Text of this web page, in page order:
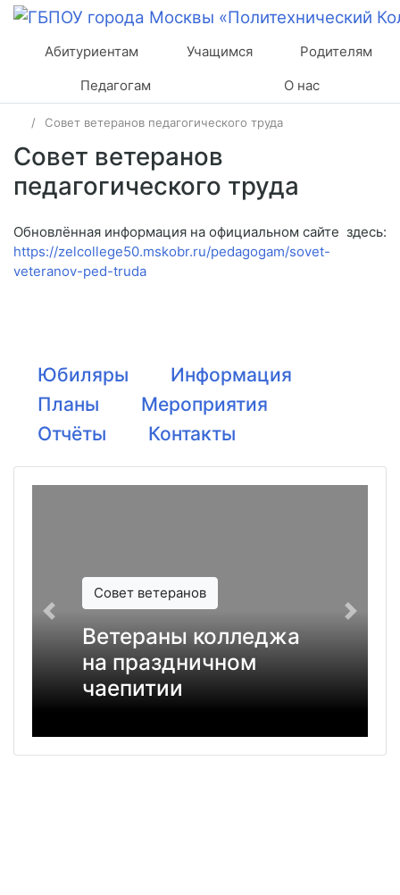
Абитуриентам Учащимся
Родителям
Педагогам
О нас
Совет ветеранов педагогического труда
Совет ветеранов
педагогического труда
Обновлённая информация на официальном сайте здесь:
https://zelcollege50.mskobr.ru/pedagogam/sovet-
veteranov-ped-truda
Юбиляры
Информация
Планы
Мероприятия
Отчёты
Контакты
Совет ветеранов
Ветераны колледжа
на праздничном
чаепитии